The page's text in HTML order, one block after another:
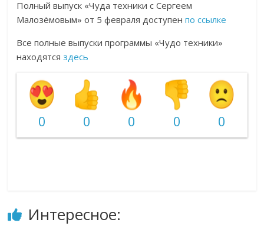
Полный выпуск «Чуда техники с Сергеем
Малозёмовым» от 5 февраля доступенпо ссылке
Все полные выпуски программы «Чудо техники»
находятсяздесь
0 0 0 0 0
Интересное: